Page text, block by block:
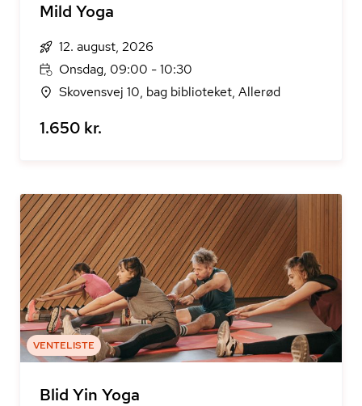
Mild Yoga
12. august, 2026
Onsdag, 09:00 - 10:30
Skovensvej 10, bag biblioteket, Allerød
1.650 kr.
VENTELISTE
Blid Yin Yoga